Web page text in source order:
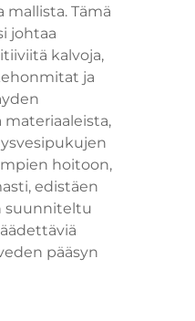
Tämä
johtaa
kalvoja,
ja
hoitoon,
edistäen
suunniteltu
pääsyn